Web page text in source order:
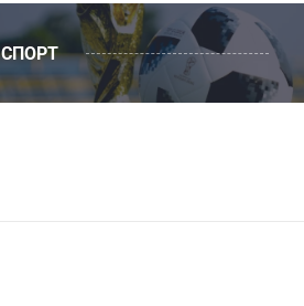
СПОРТ